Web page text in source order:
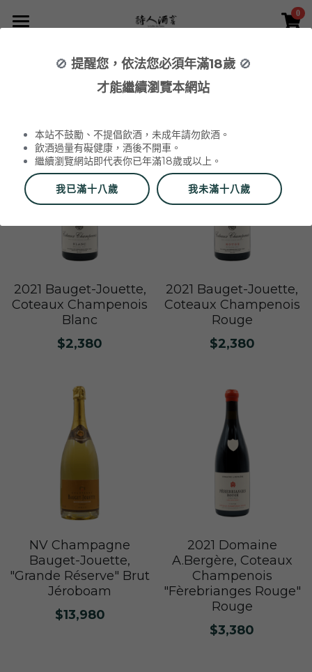
0
葡萄酒 Wines
2026 中秋精選禮盒
雙瓶禮盒
單瓶禮盒
2026 Labet 套組
阿爾薩斯 Alsace
Du Vin aux Liens
Domaine Schoffit
F. Meyer
香檳區 Champagne
Champagne Barrat-Masson
Champagne Bauget-Jouette
Domaine Daniel-Etienne Defaix
Bailly Lapierre
布根地 Bourgogne - 夜丘區 Côte de
Nuits
Domaine Tortochot
Charles Van Canneyt
Recrue des Sens
Domaine Dugat-Py
Antoine Lienhardt
Domaine Audiffred
布根地 Bourgogne - 伯恩丘 Côte de
Pierre Boisson
Domaine Jacques Prieur
Pierre Girardin
Domaine Nicolas Rossignol
Domaine Nicolas Perrault
Justin Girardin
Domaine Bonnardot
布根地 Bourgogne - 伯恩丘 Côte de
Beaune-2
Albert Morot
布根地 Bourgogne - 夏隆內丘 Côte
Chalonnaise
布根地 Bourgogne - 馬貢內 Mâconnais
Roc Breïa
Domaine du Clos des Rocs
Domaine Nicolas Maillet
薄酒萊 Beaujolais
Domaine Saint-Cyr
Bonnet Cotton
侏羅與薩瓦區 Jura et Savoie
Les Bottes Rouges
Catherine et Patrick Bottex
隆河 Rhône
波爾多 Bordeaux
Domaine des Graves d Ardonnéau
最新消息 News
酒莊 Wineries
威石東聯名 Bī-lâi II
酒器 Accessories
夥伴 Partners
搜索
2026 中秋精選禮盒 2026 Labet 套組
2021 Bauget-Jouette,
Coteaux Champenois
Blanc
$2,380
2021 Bauget-Jouette,
Coteaux Champenois
Rouge
$2,380
NV Champagne
Bauget-Jouette,
"Grande Réserve" Brut
Jéroboam
$13,980
2021 Domaine
A.Bergère, Coteaux
Champenois
"Fèrebrianges Rouge"
Rouge
$3,380
×
商品分類 ×
部落格分類
🚫 提醒您，依法您必須年滿18歲 🚫
才能繼續瀏覽本網站
本站不鼓勵、不提倡飲酒，未成年請勿飲酒。
飲酒過量有礙健康，酒後不開車。
繼續瀏覽網站即代表你已年滿18歲或以上。
我已滿十八歲 我未滿十八歲